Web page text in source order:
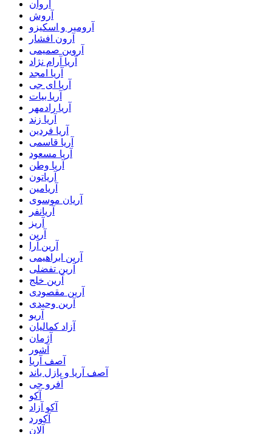
آروان
آروش
آرومیر و اسکیزو
آرون افشار
آروین صمیمی
آریا آرام نژاد
آریا امجد
آریا ای جی
آریا بیات
آریا رادمهر
آریا زند
آریا فردین
آریا قاسمی
آریا مسعود
آریا وطن
آریاتون
آریامین
آریان موسوی
آریانفر
آریز
آرین
آرین آرا
آرین ابراهیمی
آرین تفضلی
آرین خلج
آرین مقصودی
آرین وحیدی
آریو
آزاد کمالیان
آژمان
آشور
آصف آریا
آصف آریا و پازل باند
آفرو جی
آکو
آکو آزاد
آکورد
آلان